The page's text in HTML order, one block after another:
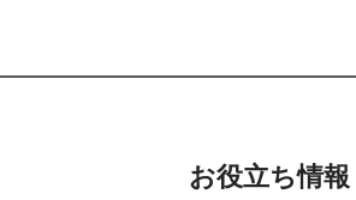
お役立ち情報